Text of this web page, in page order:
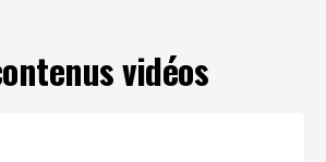
vidéos